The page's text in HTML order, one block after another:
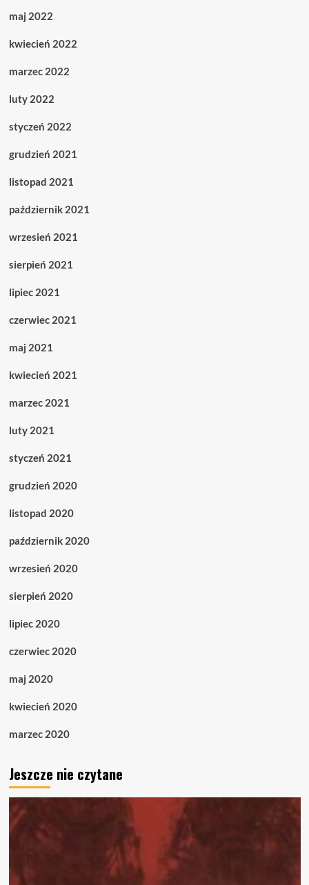
maj 2022
kwiecień 2022
marzec 2022
luty 2022
styczeń 2022
grudzień 2021
listopad 2021
październik 2021
wrzesień 2021
sierpień 2021
lipiec 2021
czerwiec 2021
maj 2021
kwiecień 2021
marzec 2021
luty 2021
styczeń 2021
grudzień 2020
listopad 2020
październik 2020
wrzesień 2020
sierpień 2020
lipiec 2020
czerwiec 2020
maj 2020
kwiecień 2020
marzec 2020
Jeszcze nie czytane